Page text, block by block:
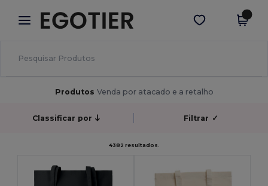
× App Egotier
Melhores preços na app!
Obter app
Produtos Venda por atacado e a retalho
Classificar por Filtrar ✓
4382 resultados.